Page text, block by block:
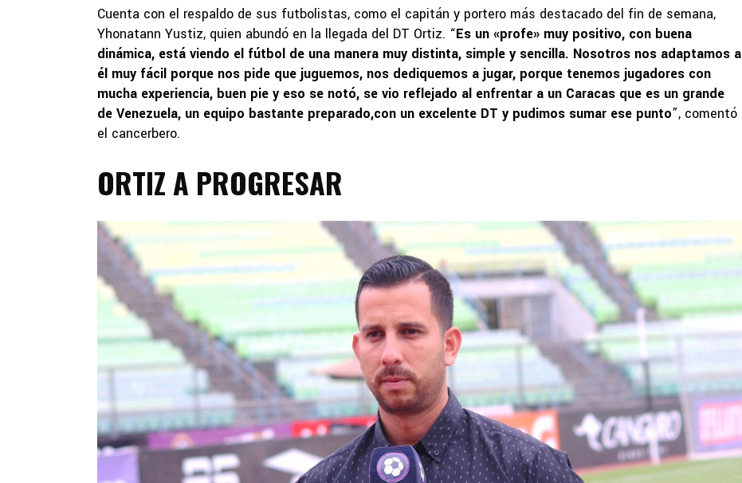
Cuenta con el respaldo de sus futbolistas, como el capitán y portero más destacado del fin de semana,
Yhonatann Yustiz, quien abundó en la llegada del DT Ortiz. “Es un «profe» muy positivo, con buena
dinámica, está viendo el fútbol de una manera muy distinta, simple y sencilla. Nosotros nos adaptamos a
él muy fácil porque nos pide que juguemos, nos dediquemos a jugar, porque tenemos jugadores con
mucha experiencia, buen pie y eso se notó, se vio reflejado al enfrentar a un Caracas que es un grande
de Venezuela, un equipo bastante preparado,con un excelente DT y pudimos sumar ese punto”, comentó
el cancerbero.
ORTIZ A PROGRESAR